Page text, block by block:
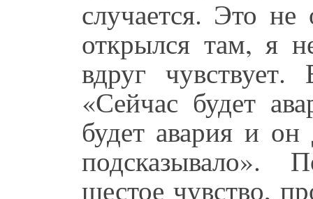
случается. Это не
открылся там, я
вдруг
«Сейчас будет
будет авария и
подсказывало».
шестое чувство,